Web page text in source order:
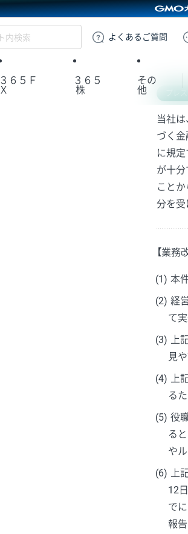
GMOクリック証券
よくある ご質問
３６５Ｆ
Ｘ
３６５
株
その
他
当社
づく
に規
が十
こと
分を受
【業務
(1) 本
(2) 経
て
(3) 上
見
(4) 上
る
(5) 役
る
や
(6) 上
12
で
報告